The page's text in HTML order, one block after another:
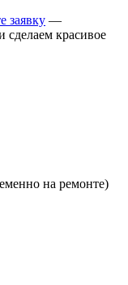
заявку —
красивое
на ремонте)